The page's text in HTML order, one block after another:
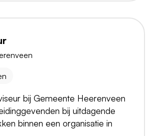
bij Gemeente Heerenveen
bij uitdagende
binnen een organisatie in